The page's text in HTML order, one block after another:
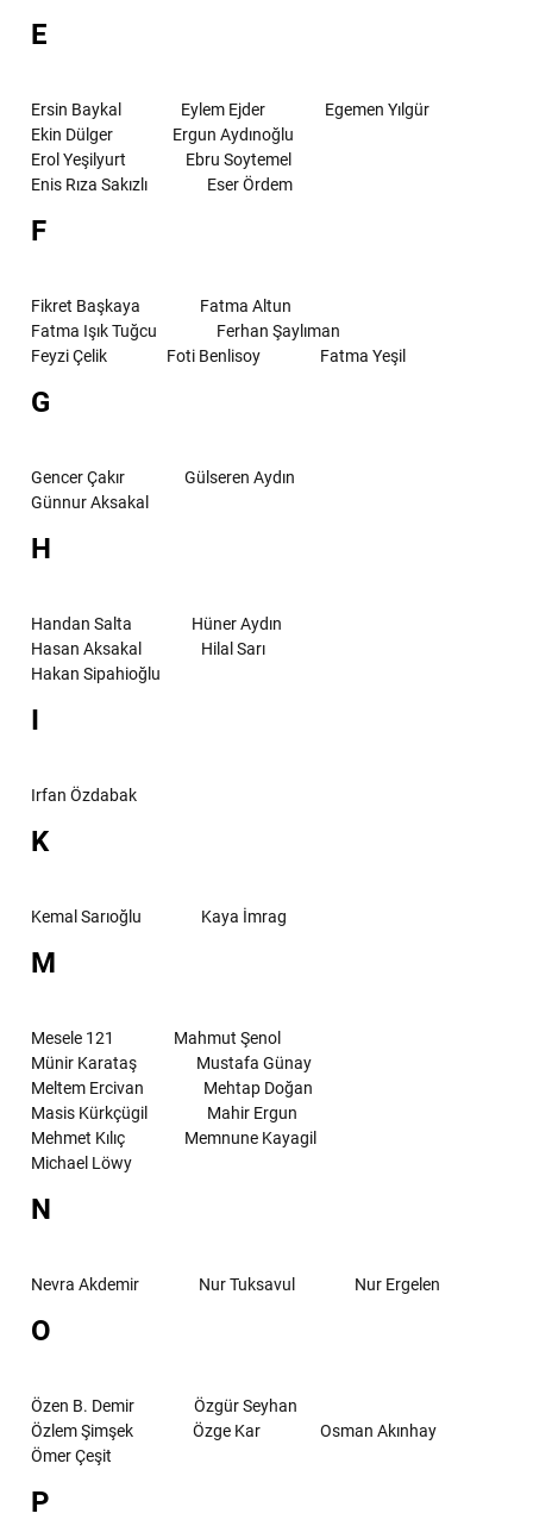
E
Ersin Baykal Eylem Ejder
Egemen Yılgür
Ekin Dülger
Ergun Aydınoğlu
Erol Yeşilyurt
Ebru Soytemel
Enis Rıza Sakızlı
Eser Ördem
F
Fikret Başkaya
Fatma Altun
Fatma Işık Tuğcu
Ferhan Şaylıman
Feyzi Çelik
Foti Benlisoy Fatma Yeşil
G
Gencer Çakır
Gülseren Aydın
Günnur Aksakal
H
Handan Salta
Hüner Aydın
Hasan Aksakal
Hilal Sarı
Hakan Sipahioğlu
I
Irfan Özdabak
K
Kemal Sarıoğlu Kaya İmrag
M
Mesele 121
Mahmut Şenol
Münir Karataş
Mustafa Günay
Meltem Ercivan
Mehtap Doğan
Masis Kürkçügil
Mahir Ergun
Mehmet Kılıç
Memnune Kayagil
Michael Löwy
N
Nevra Akdemir Nur Tuksavul Nur Ergelen
O
Özen B. Demir
Özgür Seyhan
Özlem Şimşek
Özge Kar
Osman Akınhay
Ömer Çeşit
P